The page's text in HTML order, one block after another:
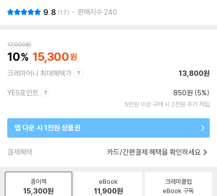
9.8 17 판매지수 240
17,000원
10 15,300
크레마머니 최대혜택가 13,800원
YES포인트 850원 (5%)
5만원 이상 구매 시 2천원 추가 적립
앱 다운 시 1천원 상품권
결제혜택 카드/간편결제 혜택을 확인하세요
종이책
15,300원
eBook
11,900원
크레마클럽
eBook 구독